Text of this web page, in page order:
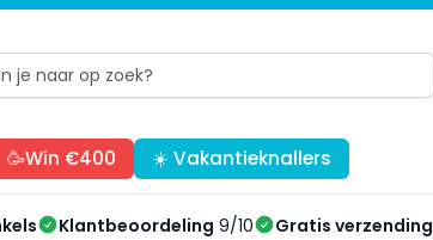
🥳Win €400 ☀️ Vakantieknallers
Klantbeoordeling 9/10 Gratis verzending